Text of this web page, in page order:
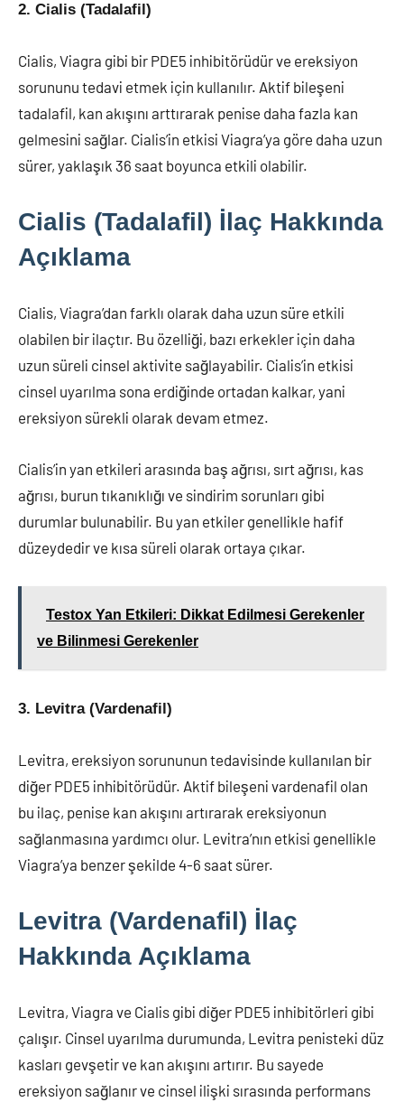
2. Cialis (Tadalafil)
Cialis, Viagra gibi bir PDE5 inhibitörüdür ve ereksiyon
sorununu tedavi etmek için kullanılır. Aktif bileşeni
tadalafil, kan akışını arttırarak penise daha fazla kan
gelmesini sağlar. Cialis’in etkisi Viagra’ya göre daha uzun
sürer, yaklaşık 36 saat boyunca etkili olabilir.
Cialis (Tadalafil) İlaç Hakkında
Açıklama
Cialis, Viagra’dan farklı olarak daha uzun süre etkili
olabilen bir ilaçtır. Bu özelliği, bazı erkekler için daha
uzun süreli cinsel aktivite sağlayabilir. Cialis’in etkisi
cinsel uyarılma sona erdiğinde ortadan kalkar, yani
ereksiyon sürekli olarak devam etmez.
Cialis’in yan etkileri arasında baş ağrısı, sırt ağrısı, kas
ağrısı, burun tıkanıklığı ve sindirim sorunları gibi
durumlar bulunabilir. Bu yan etkiler genellikle hafif
düzeydedir ve kısa süreli olarak ortaya çıkar.
Testox Yan Etkileri: Dikkat Edilmesi Gerekenler
ve Bilinmesi Gerekenler
3. Levitra (Vardenafil)
Levitra, ereksiyon sorununun tedavisinde kullanılan bir
diğer PDE5 inhibitörüdür. Aktif bileşeni vardenafil olan
bu ilaç, penise kan akışını artırarak ereksiyonun
sağlanmasına yardımcı olur. Levitra’nın etkisi genellikle
Viagra’ya benzer şekilde 4-6 saat sürer.
Levitra (Vardenafil) İlaç
Hakkında Açıklama
Levitra, Viagra ve Cialis gibi diğer PDE5 inhibitörleri gibi
çalışır. Cinsel uyarılma durumunda, Levitra penisteki düz
kasları gevşetir ve kan akışını artırır. Bu sayede
ereksiyon sağlanır ve cinsel ilişki sırasında performans